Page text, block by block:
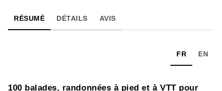
RÉSUMÉ DÉTAILS AVIS
FR EN
100 balades, randonnées à pied et à VTT pour